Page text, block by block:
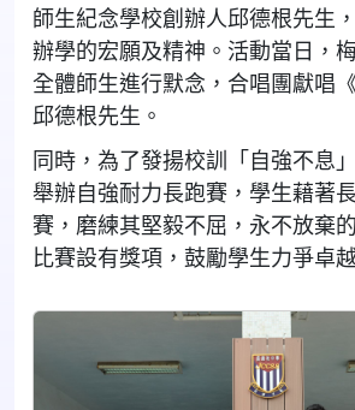
師生紀念學校創辦人邱德根先生
辦學的宏願及精神。活動當日，
全體師生進行默念，合唱團獻唱
邱德根先生。
同時，為了發揚校訓「自強不息
舉辦自強耐力長跑賽，學生藉著
賽，磨練其堅毅不屈，永不放棄
比賽設有獎項，鼓勵學生力爭卓